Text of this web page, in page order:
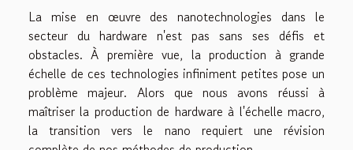
La mise en œuvre des nanotechnologies dans le
secteur du hardware n'est pas sans ses défis et
obstacles. À première vue, la production à grande
échelle de ces technologies infiniment petites pose un
problème majeur. Alors que nous avons réussi à
maîtriser la production de hardware à l'échelle macro,
la transition vers le nano requiert une révision